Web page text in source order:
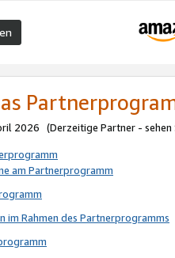
2026 (Derzeitige Partner - sehen
am Partnerprogramm
im Rahmen des Partnerprogramms